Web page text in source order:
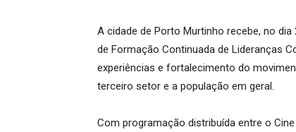
A cidade de Porto Murtinho recebe, no
de Formação Continuada de Lideranças
experiências e fortalecimento do
terceiro setor e a população em geral.
Com programação distribuída entre o